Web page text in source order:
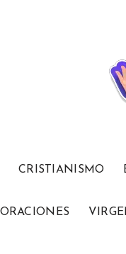
CRISTIANISMO
ORACIONES